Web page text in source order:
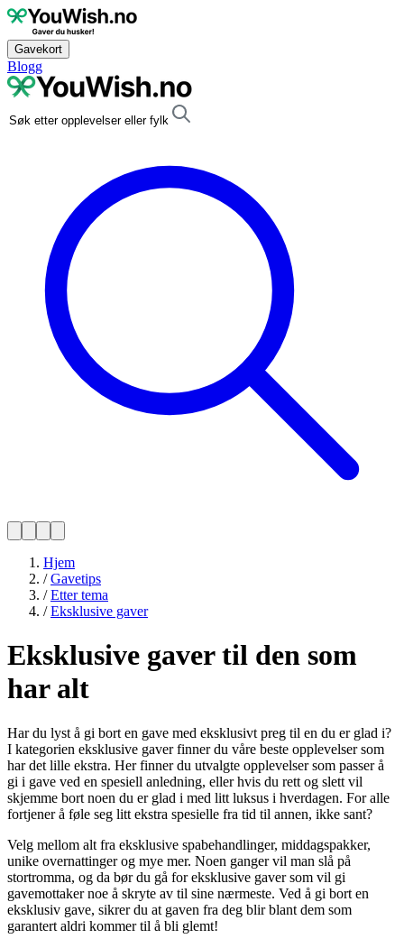
Gavekort
Blogg
Hjem
/Gavetips
/Etter tema
/Eksklusive gaver
Eksklusive gaver til den som
har alt
Har du lyst å gi bort en gave med eksklusivt preg til en du er glad i?
I kategorien eksklusive gaver finner du våre beste opplevelser som
har det lille ekstra. Her finner du utvalgte opplevelser som passer å
gi i gave ved en spesiell anledning, eller hvis du rett og slett vil
skjemme bort noen du er glad i med litt luksus i hverdagen. For alle
fortjener å føle seg litt ekstra spesielle fra tid til annen, ikke sant?
Velg mellom alt fra eksklusive spabehandlinger, middagspakker,
unike overnattinger og mye mer. Noen ganger vil man slå på
stortromma, og da bør du gå for eksklusive gaver som vil gi
gavemottaker noe å skryte av til sine nærmeste. Ved å gi bort en
eksklusiv gave, sikrer du at gaven fra deg blir blant dem som
garantert aldri kommer til å bli glemt!